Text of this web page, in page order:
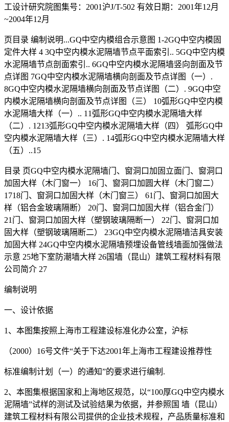
工设计研究院图集号：2001沪J/T-502 有效日期：2001年12月
~2004年12月
页目录 编制说明...GQ中空内模组合示意图 1-2GQ中空内模固
定件大样 4 3Q中空内模水泥隔墙节点平面索引.. 5GQ中空内模
水泥隔墙节点剖面索引.. 6GQ中空内模水泥隔墙竖向剖面及节
点详图 7GQ中空内模水泥隔墙横向剖面及节点详图（一）.
8GQ中空内模水泥隔墙横向剖面及节点详图（二）. 9GQ中空
内模水泥隔墙横向剖面及节点详图（三） 10弧形GQ中空内模
水泥隔墙大样（一）.. 11弧形GQ中空内模水泥隔墙大样
（二）. 1213弧形GQ中空内模水泥隔墙大样（四） 弧形GQ中
空内模水泥隔墙大样（三）. 14弧形GQ中空内模水泥隔墙大样
（五）..15
目录 页GQ中空内模水泥隔墙门、窗洞口加固立面门、窗洞口
加固大样（木门窗一） 16门、窗洞口加圆大样（木门窗二）
1718门、窗洞口加固大样（木门窗三） 61门、窗洞口加固大
样（铝合金玻璃隔断） 20门、窗洞口加固大样（铝合金门）
21门、窗洞口加固大样（塑钢玻璃隔断一） 22门、窗洞口加
固大样（塑钢玻璃隔断二） 23GQ中空内模水泥隔墙洁具安装
加固大样 24GQ中空内模水泥隔墙预埋设备管线墙面加强做法
示意 25地下室防潮墙大样 26国墙（昆山）建筑工程材料有限
公司简介 27
编制说明
一、设计依据
1、本图集按照上海市工程建设标准化办公室，沪标
（2000）16号文件“关于下达2001年上海市工程建设推荐性
标准编制计划（一）的通知”的要求进行编制.
2、本图集根据国家和上海地区规范，以“100厚GQ中空内模水
泥隔墙”试样的测试及试验结果为依据，并参照国 墙（昆山）
建筑工程材料有限公司提供的企业技术规程，产品质量标准和